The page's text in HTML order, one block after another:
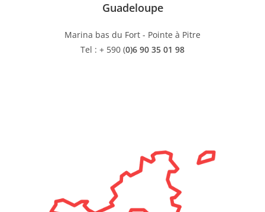
Guadeloupe
Marina bas du Fort - Pointe à Pitre
Tel : + 590 (0)6 90 35 01 98